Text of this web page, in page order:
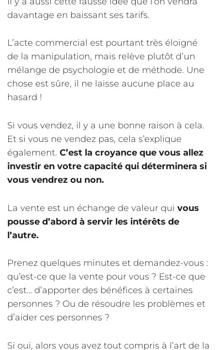
davantage en baissant ses tarifs.
L’acte commercial est pourtant très éloigné
de la manipulation, mais relève plutôt d’un
mélange de psychologie et de méthode. Une
chose est sûre, il ne laisse aucune place au
hasard !
Si vous vendez, il y a une bonne raison à cela.
Et si vous ne vendez pas, cela s’explique
également. C’est la croyance que vous allez
investir en votre capacité qui déterminera si
vous vendrez ou non.
La vente est un échange de valeur qui vous
pousse d’abord à servir les intérêts de
l’autre.
Prenez quelques minutes et demandez-vous :
qu’est-ce que la vente pour vous ? Est-ce que
c’est… d’apporter des bénéfices à certaines
personnes ? Ou de résoudre les problèmes et
d’aider ces personnes ?
Si oui, alors vous avez tout compris à l’art de la